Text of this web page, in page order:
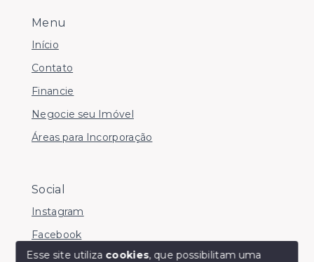
Menu
Início
Contato
Financie
Negocie seu Imóvel
Áreas para Incorporação
Social
Instagram
Facebook
Esse site utiliza cookies, que possibilitam uma